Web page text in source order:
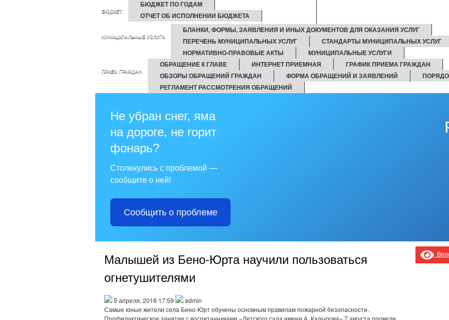
БЮДЖЕТ
БЮДЖЕТ ПО ГОДАМ
ОТЧЕТ ОБ ИСПОЛНЕНИИ БЮДЖЕТА
МУНИЦИПАЛЬНЫЕ УСЛУГИ
БЛАНКИ, ФОРМЫ, ЗАЯВЛЕНИЯ И ИНЫХ ДОКУМЕНТОВ ДЛЯ ОКАЗАНИЯ УСЛУГ
ПЕРЕЧЕНЬ МУНИЦИПАЛЬНЫХ УСЛУГ
СТАНДАРТЫ МУНИЦИПАЛЬНЫХ УСЛУГ
НОРМАТИВНО-ПРАВОВЫЕ АКТЫ
МУНИЦИПАЛЬНЫЕ УСЛУГИ
ПРИЕМ ГРАЖДАН
ОБРАЩЕНИЕ К ГЛАВЕ ИНТЕРНЕТ ПРИЕМНАЯ
ГРАФИК ПРИЕМА ГРАЖДАН
ОБЗОРЫ ОБРАЩЕНИЙ ГРАЖДАН
ФОРМА ОБРАЩЕНИЙ И ЗАЯВЛЕНИЙ
РЕГЛАМЕНТ РАССМОТРЕНИЯ ОБРАЩЕНИЙ
Не убран снег, яма
на дороге, не горит
фонарь?
Столкнулись с проблемой —
сообщите о ней!
Сообщить о проблеме
Малышей из Бено-Юрта научили пользоваться
огнетушителями
5 апреля, 2016 17:59
admin
Самые юные жители села Бено-Юрт обучены основным правилам пожарной безопасности.
Профилактическое занятие с воспитанниками «Детского сада имени А. Кадырова» 7 августа провели